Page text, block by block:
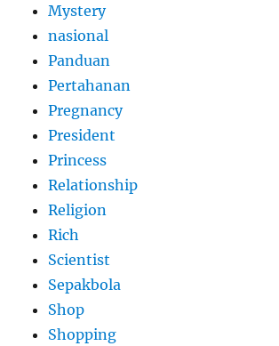
Mystery
nasional
Panduan
Pertahanan
Pregnancy
President
Princess
Relationship
Religion
Rich
Scientist
Sepakbola
Shop
Shopping